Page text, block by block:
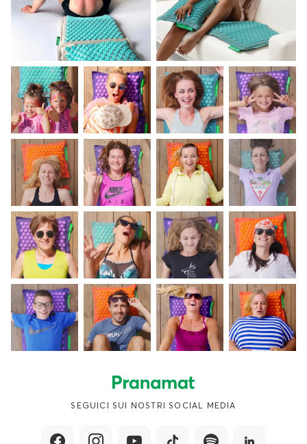
SEGUICI SUI NOSTRI SOCIAL MEDIA